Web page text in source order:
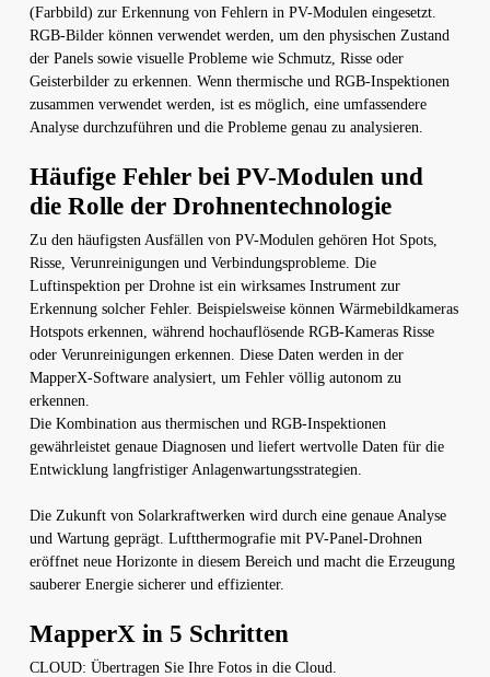
(Farbbild) zur Erkennung von Fehlern in PV-Modulen eingesetzt.
RGB-Bilder können verwendet werden, um den physischen Zustand
der Panels sowie visuelle Probleme wie Schmutz, Risse oder
Geisterbilder zu erkennen. Wenn thermische und RGB-Inspektionen
zusammen verwendet werden, ist es möglich, eine umfassendere
Analyse durchzuführen und die Probleme genau zu analysieren.
Häufige Fehler bei PV-Modulen und
die Rolle der Drohnentechnologie
Zu den häufigsten Ausfällen von PV-Modulen gehören Hot Spots,
Risse, Verunreinigungen und Verbindungsprobleme. Die
Luftinspektion per Drohne ist ein wirksames Instrument zur
Erkennung solcher Fehler. Beispielsweise können Wärmebildkameras
Hotspots erkennen, während hochauflösende RGB-Kameras Risse
oder Verunreinigungen erkennen. Diese Daten werden in der
MapperX-Software analysiert, um Fehler völlig autonom zu
erkennen.
Die Kombination aus thermischen und RGB-Inspektionen
gewährleistet genaue Diagnosen und liefert wertvolle Daten für die
Entwicklung langfristiger Anlagenwartungsstrategien.
Die Zukunft von Solarkraftwerken wird durch eine genaue Analyse
und Wartung geprägt. Luftthermografie mit PV-Panel-Drohnen
eröffnet neue Horizonte in diesem Bereich und macht die Erzeugung
sauberer Energie sicherer und effizienter.
MapperX in 5 Schritten
CLOUD: Übertragen Sie Ihre Fotos in die Cloud.